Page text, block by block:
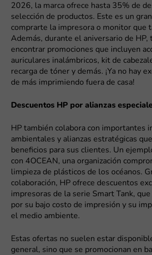
2026, la marca ofrece hasta 35% de
selección de productos. Este es un
comprarte la impresora o monitor que
Además, durante el aniversario de HP,
encontrar promociones que incluyen
auriculares inalámbricos, kit de
recarga de tóner y demás. ¡Ya no hay
de más imprimiendo fuera de casa!
Descuentos HP por alianzas
HP también colabora con importantes
ambientales y alianzas estratégicas
beneficios para sus clientes. Un
con 4OCEAN, una organización
limpieza de plásticos de los océanos.
colaboración, HP ofrece descuentos
impresoras de la serie Smart Tank, que
por su bajo costo de impresión y su
el medio ambiente.
Estas ofertas no suelen estar
general, sino que se promocionan en